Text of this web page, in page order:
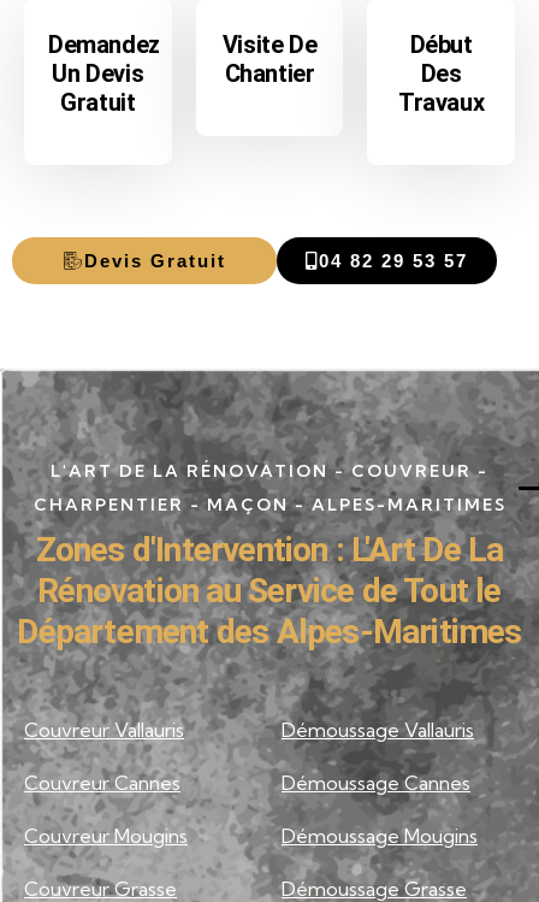
Demandez
Un Devis
Gratuit
Visite De
Chantier
Début
Des
Travaux
Devis Gratuit 04 82 29 53 57
L'ART DE LA RÉNOVATION - COUVREUR -
CHARPENTIER - MAÇON - ALPES-MARITIMES
Zones d'Intervention : L'Art De La
Rénovation au Service de Tout le
Département des Alpes-Maritimes
Couvreur Vallauris
Couvreur Cannes
Couvreur Mougins
Couvreur Grasse
Démoussage Vallauris
Démoussage Cannes
Démoussage Mougins
Démoussage Grasse